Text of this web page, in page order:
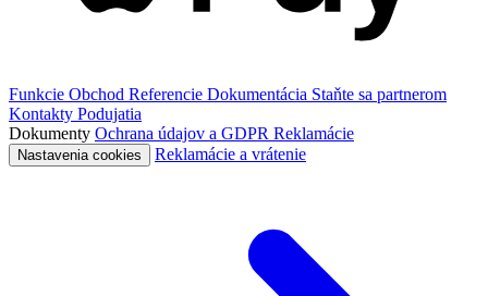
Funkcie Obchod Referencie Dokumentácia Staňte sa partnerom
Kontakty Podujatia
Dokumenty Ochrana údajov a GDPR Reklamácie
Nastavenia cookies Reklamácie a vrátenie